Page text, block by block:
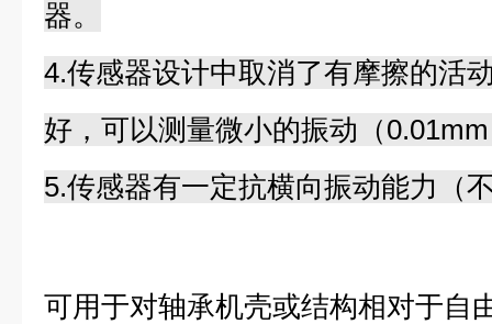
器。
4.传感器设计中取消了有摩擦的活
好，可以测量微小的振动（
5.传感器有一定抗横向振动能力（
可用于对轴承机壳或结构相对于自